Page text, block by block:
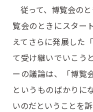
従って、博覧会の
覧会のときにスター
えてさらに発展した
て受け継いでいこう
ーの議論は、「博覧
というものばかりに
いのだということを訴